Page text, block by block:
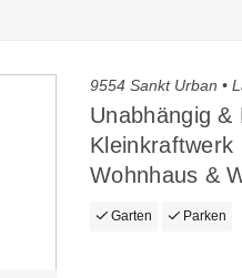
9554 Sankt Urban •
Unabhängig &
Kleinkraftwerk
Wohnhaus &
Garten Parken